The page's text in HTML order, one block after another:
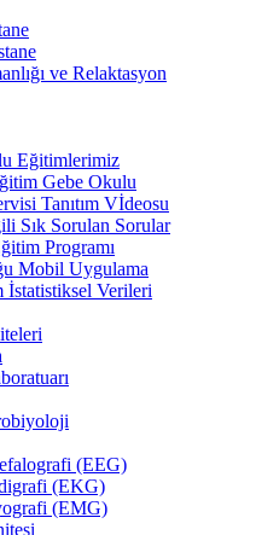
ve Relaktasyon
Eğitimlerimiz
Gebe Okulu
Tanıtım Vİdeosu
Sık Sorulan Sorular
Programı
Mobil Uygulama
İstatistiksel Verileri
(EEG)
(EKG)
(EMG)